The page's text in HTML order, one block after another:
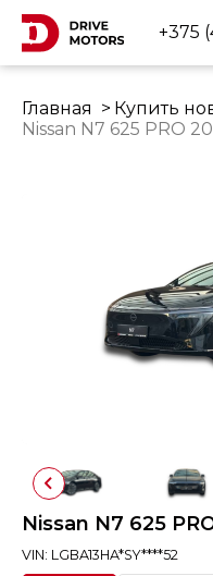
+375
Главная
Купить
Nissan N7 625 PRO
Nissan N7 625
VIN: LGBA13HA*SY****52